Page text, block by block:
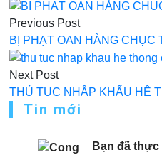
Điều
hướng
bài
viết
Previous Post
BỊ PHẠT OAN HÀNG CHỤC
Next Post
THỦ TỤC NHẬP KHẨU HỆ
Tin mới
Bạn đã